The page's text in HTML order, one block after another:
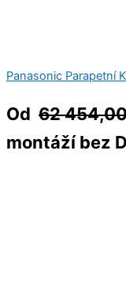
Panasonic Parapetní
Od 62
montáží bez